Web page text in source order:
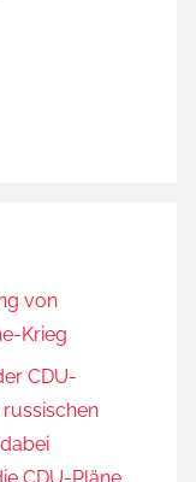
von
Krieg
CDU-
CDU-Pläne